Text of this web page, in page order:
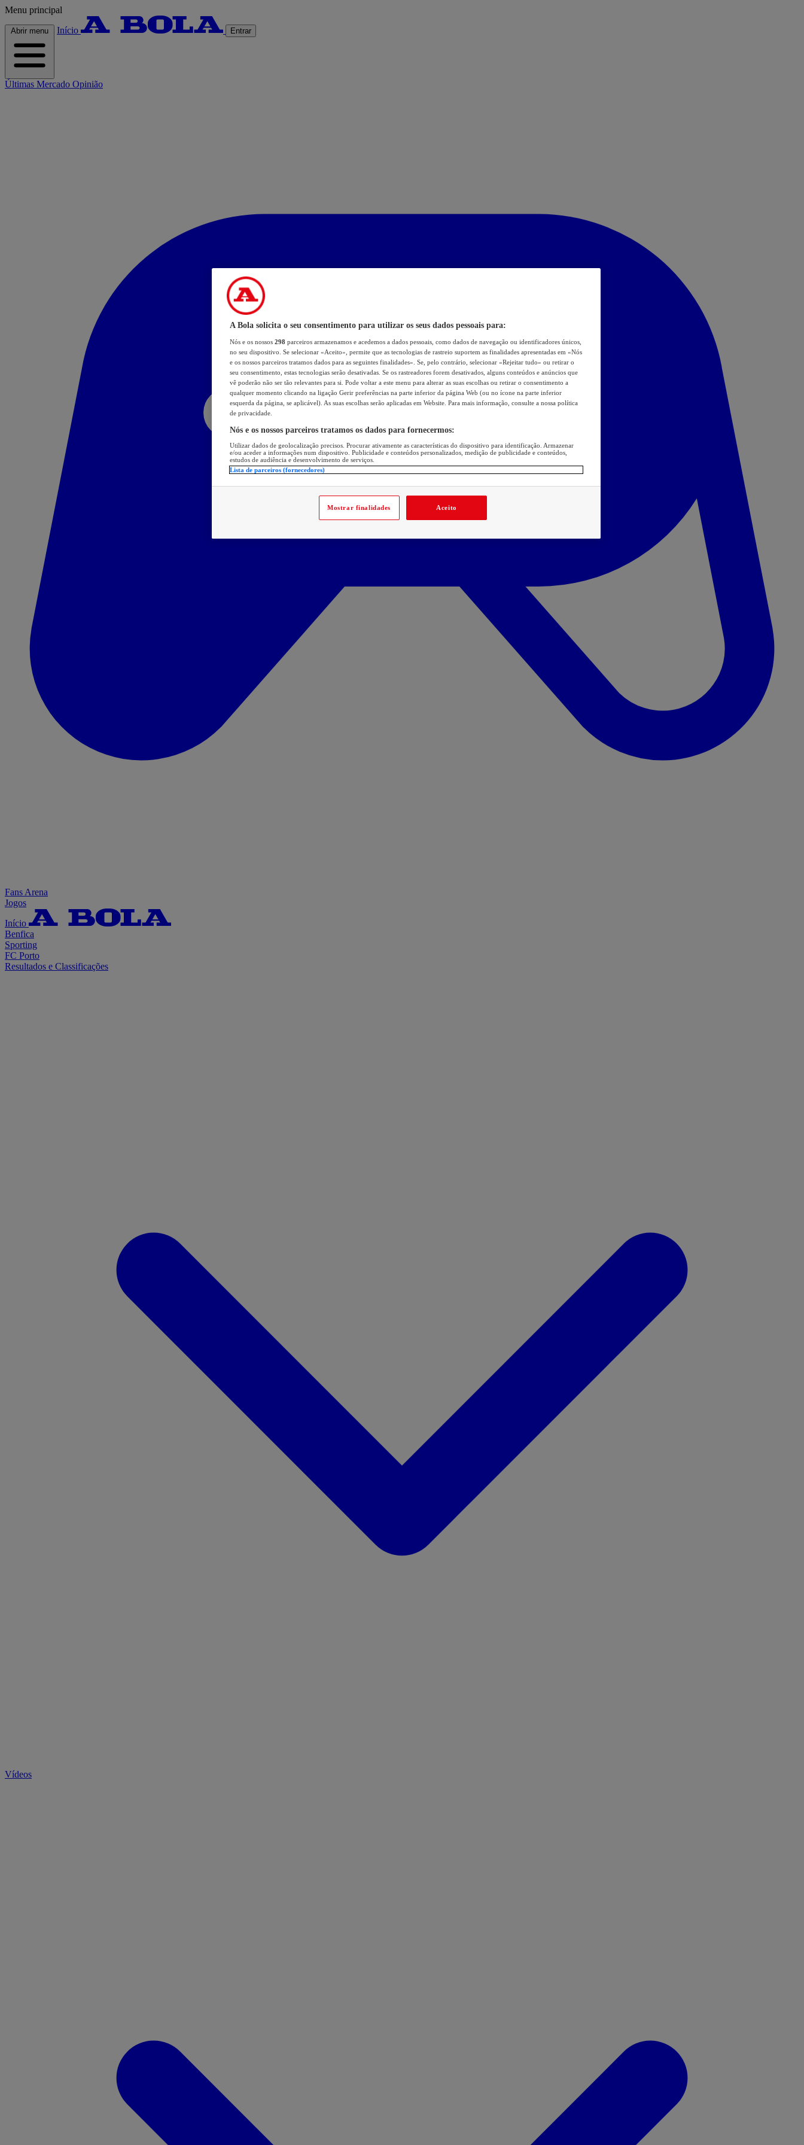
Menu principal
Abrir menu Início Entrar
Últimas Mercado Opinião
Fans Arena
Jogos
Início
Benfica
Sporting
FC Porto
Resultados e Classificações
Vídeos
A Bola solicita o seu consentimento para utilizar os seus dados pessoais para:
Nós e os nossos 298 parceiros armazenamos e acedemos a dados pessoais, como dados de navegação ou identificadores únicos,
no seu dispositivo. Se selecionar «Aceito», permite que as tecnologias de rastreio suportem as finalidades apresentadas em «Nós
e os nossos parceiros tratamos dados para as seguintes finalidades». Se, pelo contrário, selecionar «Rejeitar tudo» ou retirar o
seu consentimento, estas tecnologias serão desativadas. Se os rastreadores forem desativados, alguns conteúdos e anúncios que
vê poderão não ser tão relevantes para si. Pode voltar a este menu para alterar as suas escolhas ou retirar o consentimento a
qualquer momento clicando na ligação Gerir preferências na parte inferior da página Web (ou no ícone na parte inferior
esquerda da página, se aplicável). As suas escolhas serão aplicadas em Website. Para mais informação, consulte a nossa política
de privacidade.
Nós e os nossos parceiros tratamos os dados para fornecermos:
Utilizar dados de geolocalização precisos. Procurar ativamente as características do dispositivo para identificação. Armazenar
e/ou aceder a informações num dispositivo. Publicidade e conteúdos personalizados, medição de publicidade e conteúdos,
estudos de audiência e desenvolvimento de serviços.
Lista de parceiros (fornecedores)
Mostrar finalidades Aceito